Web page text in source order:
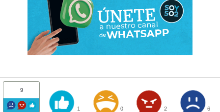
9
1 0 2 6